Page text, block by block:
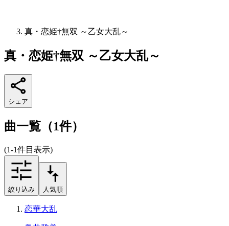
真・恋姫†無双 ～乙女大乱～
真・恋姫†無双 ～乙女大乱～
シェア
曲一覧（1件）
(1-1件目表示)
絞り込み 人気順
恋華大乱